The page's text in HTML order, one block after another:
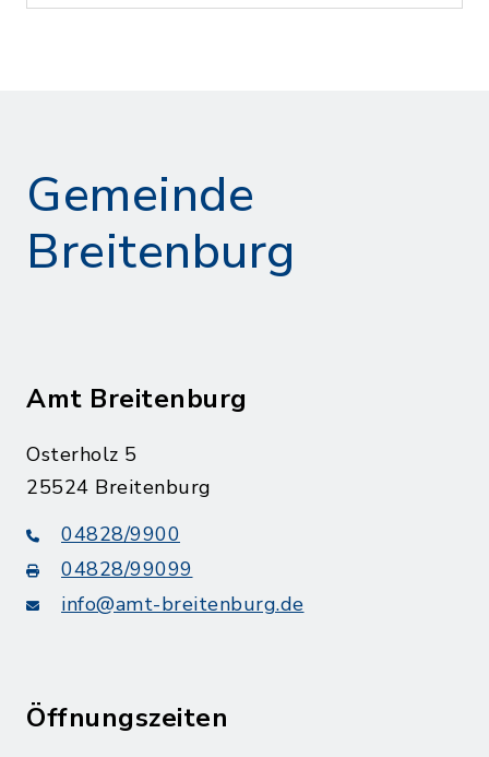
Gemeinde
Breitenburg
Amt Breitenburg
Osterholz 5
25524 Breitenburg
04828/9900
04828/99099
info@amt-breitenburg.de
Öffnungszeiten